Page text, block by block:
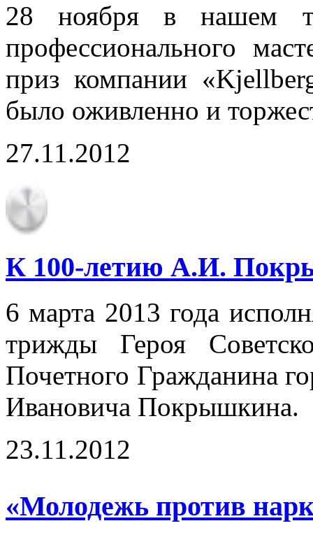
28 ноября в нашем
профессионального
приз компании
было оживленно и
27.11.2012
К 100-летию А.И.
6 марта 2013 года
трижды Героя
Почетного Гражданина
Ивановича Покрышкина.
23.11.2012
«Молодежь против